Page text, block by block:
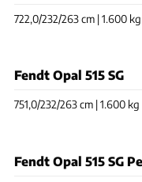
722,0/232/263 cm | 1.600
Fendt Opal 515 SG
751,0/232/263 cm | 1.600
Fendt Opal 515 SG